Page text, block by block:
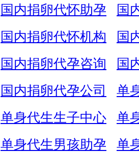
国内捐卵代怀助孕
国
国内捐卵代怀机构
国
国内捐卵代孕咨询
国
国内捐卵代孕公司
单
单身代生生子中心
单
单身代生男孩助孕
单